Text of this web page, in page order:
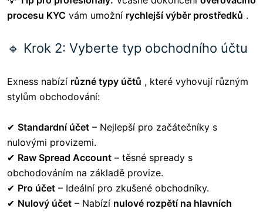
procesu KYC vám umožní rychlejší výběr prostředků .
🔹 Krok 2: Vyberte typ obchodního účtu
Exness nabízí různé typy účtů , které vyhovují různým
stylům obchodování:
✔ Standardní účet – Nejlepší pro začátečníky s
nulovými provizemi.
✔ Raw Spread Account – těsné spready s
obchodováním na základě provize.
✔ Pro účet – Ideální pro zkušené obchodníky.
✔ Nulový účet – Nabízí nulové rozpětí na hlavních